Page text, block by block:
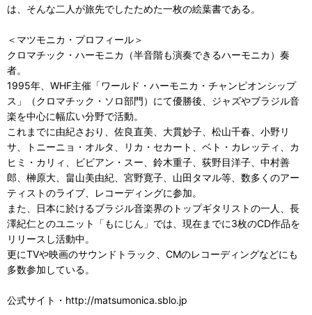
は、そんな二人が旅先でしたためた一枚の絵葉書である。
＜マツモニカ・プロフィール＞
クロマチック・ハーモニカ（半音階も演奏できるハーモニカ）奏
者。
1995年、WHF主催「ワールド・ハーモニカ・チャンピオンシップ
ス」（クロマチック・ソロ部門）にて優勝後、ジャズやブラジル音
楽を中心に幅広い分野で活動。
これまでに由紀さおり、佐良直美、大貫妙子、松山千春、小野リ
サ、トニーニョ・オルタ、リカ・セカート、ベト・カレッティ、カ
ヒミ・カリィ、ビビアン・スー、鈴木重子、荻野目洋子、中村善
郎、榊原大、畠山美由紀、宮野寛子、山田タマル等、数多くのアー
ティストのライブ、レコーディングに参加。
また、日本に於けるブラジル音楽界のトップギタリストの一人、長
澤紀仁とのユニット「もにじん」では、現在までに3枚のCD作品を
リリースし活動中。
更にTVや映画のサウンドトラック、CMのレコーディングなどにも
多数参加している。
公式サイト・http://matsumonica.sblo.jp